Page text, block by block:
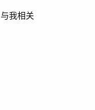
与我相关